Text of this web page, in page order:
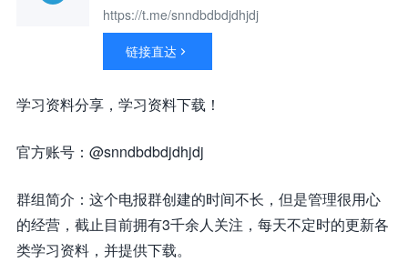
https://t.me/snndbdbdjdhjdj
链接直达 
学习资料分享，学习资料下载！
官方账号：@snndbdbdjdhjdj
群组简介：这个电报群创建的时间不长，但是管理很用心
的经营，截止目前拥有3千余人关注，每天不定时的更新各
类学习资料，并提供下载。